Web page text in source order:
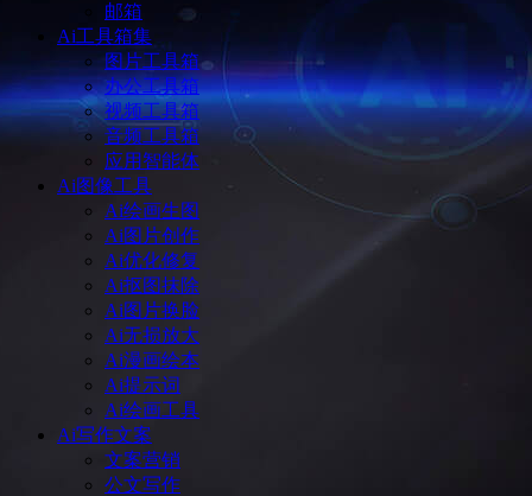
邮箱
Ai工具箱集
图片工具箱
办公工具箱
视频工具箱
音频工具箱
应用智能体
Ai图像工具
Ai绘画生图
Ai图片创作
Ai优化修复
Ai抠图抹除
Ai图片换脸
Ai无损放大
Ai漫画绘本
Ai提示词
Ai绘画工具
Ai写作文案
文案营销
公文写作